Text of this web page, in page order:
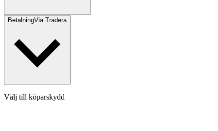
BetalningVia Tradera
Välj till köparskydd